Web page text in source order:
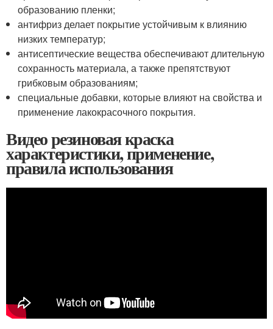
образованию пленки;
антифриз делает покрытие устойчивым к влиянию
низких температур;
антисептические вещества обеспечивают длительную
сохранность материала, а также препятствуют
грибковым образованиям;
специальные добавки, которые влияют на свойства и
применение лакокрасочного покрытия.
Видео резиновая краска
характеристики, применение,
правила использования